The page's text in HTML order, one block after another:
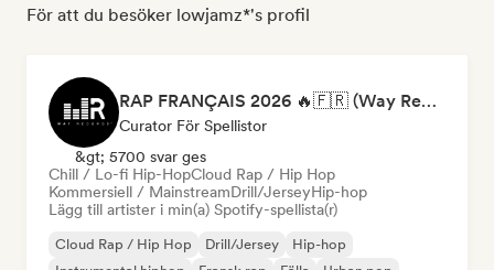
För att du besöker lowjamz*'s profil
RAP FRANÇAIS 2026 🔥🇫🇷 (Way Records)
Curator För Spellistor
&gt; 5700 svar ges
Chill / Lo-fi Hip-HopCloud Rap / Hip Hop
Kommersiell / MainstreamDrill/JerseyHip-hop
Lägg till artister i min(a) Spotify-spellista(r)
Cloud Rap / Hip Hop Drill/Jersey
Hip-hop